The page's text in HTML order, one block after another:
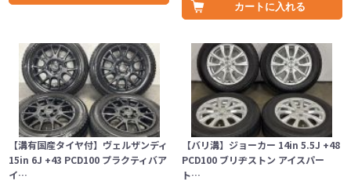
カートに入れる
【溝有国産タイヤ付】ヴェルザンディ
15in 6J +43 PCD100 プラクティバア
イ…
【バリ溝】ジョーカー 14in 5.5J +48
PCD100 ブリヂストン アイスパー
ト…